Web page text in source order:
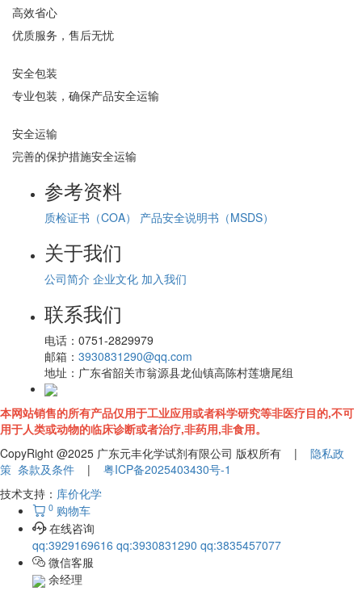
高效省心
优质服务，售后无忧
安全包装
专业包装，确保产品安全运输
安全运输
完善的保护措施安全运输
参考资料
质检证书（COA） 产品安全说明书（MSDS）
关于我们
公司简介 企业文化 加入我们
联系我们
电话： 0751-2829979
邮箱： 3930831290@qq.com
地址： 广东省韶关市翁源县龙仙镇高陈村莲塘尾组
本网站销售的所有产品仅用于工业应用或者科学研究等非医疗目的,不可
用于人类或动物的临床诊断或者治疗,非药用,非食用。
CopyRight @2025 广东元丰化学试剂有限公司 版权所有 | 隐私政
策 条款及条件 | 粤ICP备2025403430号-1
技术支持： 库价化学
0 购物车
在线咨询
qq:3929169616 qq:3930831290 qq:3835457077
微信客服
余经理